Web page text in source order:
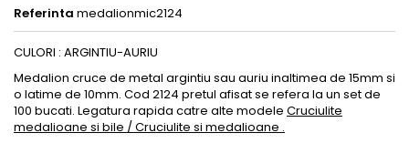
Referinta medalionmic2124
CULORI : ARGINTIU-AURIU
Medalion cruce de metal argintiu sau auriu inaltimea de 15mm si
o latime de 10mm. Cod 2124 pretul afisat se refera la un set de
100 bucati. Legatura rapida catre alte modele Cruciulite
medalioane si bile / Cruciulite si medalioane .